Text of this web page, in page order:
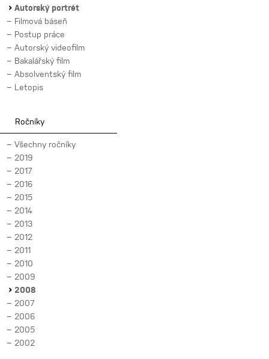
Autorský portrét
Filmová báseň
Postup práce
Autorský videofilm
Bakalářský film
Absolventský film
Letopis
Ročníky
Všechny ročníky
2019
2017
2016
2015
2014
2013
2012
2011
2010
2009
2008
2007
2006
2005
2002